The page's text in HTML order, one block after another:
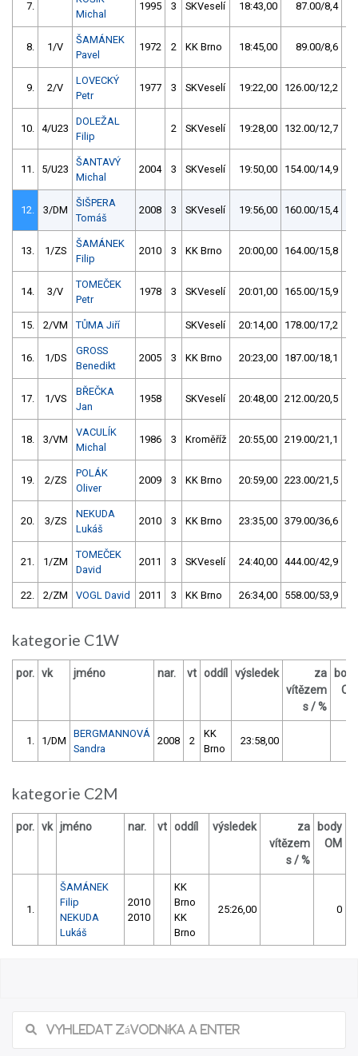
7.
Michal
1995 3 SKVeselí 18:43,00 87.00/8,4
8. 1/V
ŠAMÁNEK
Pavel
1972 2 KK Brno 18:45,00 89.00/8,6
9. 2/V
LOVECKÝ
Petr
1977 3 SKVeselí 19:22,00 126.00/12,2
10. 4/U23
DOLEŽAL
Filip
2 SKVeselí 19:28,00 132.00/12,7
11. 5/U23
ŠANTAVÝ
Michal
2004 3 SKVeselí 19:50,00 154.00/14,9
12. 3/DM
ŠIŠPERA
Tomáš
2008 3 SKVeselí 19:56,00 160.00/15,4
13. 1/ZS
ŠAMÁNEK
Filip
2010 3 KK Brno 20:00,00 164.00/15,8
14. 3/V
TOMEČEK
Petr
1978 3 SKVeselí 20:01,00 165.00/15,9
15. 2/VM TŮMA Jiří SKVeselí 20:14,00 178.00/17,2
16. 1/DS
GROSS
Benedikt
2005 3 KK Brno 20:23,00 187.00/18,1
17. 1/VS
BŘEČKA
Jan
1958 SKVeselí 20:48,00 212.00/20,5
18. 3/VM
VACULÍK
Michal
1986 3 Kroměříž 20:55,00 219.00/21,1
19. 2/ZS
POLÁK
Oliver
2009 3 KK Brno 20:59,00 223.00/21,5
20. 3/ZS
NEKUDA
Lukáš
2010 3 KK Brno 23:35,00 379.00/36,6
21. 1/ZM
TOMEČEK
David
2011 3 SKVeselí 24:40,00 444.00/42,9
22. 2/ZM VOGL David 2011 3 KK Brno 26:34,00 558.00/53,9
kategorie C1W
por. vk jméno nar. vt oddíl výsledek
za
vítězem
s / %
body
OM
1. 1/DM
BERGMANNOVÁ
Sandra
2008 2
KK
Brno
23:58,00
kategorie C2M
por. vk jméno nar. vt oddíl výsledek
za
vítězem
s / %
body
OM
1.
ŠAMÁNEK
Filip
NEKUDA
Lukáš
2010
2010
KK
Brno
KK
Brno
25:26,00 0